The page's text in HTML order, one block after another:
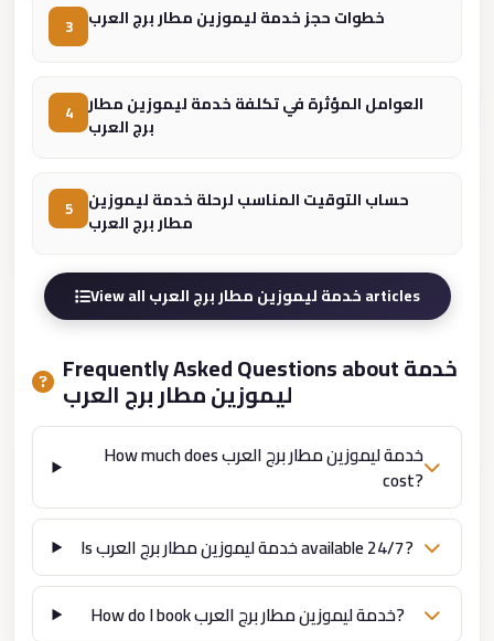
3 خطوات حجز خدمة ليموزين مطار برج العرب
4
العوامل المؤثرة في تكلفة خدمة ليموزين مطار
برج العرب
5
حساب التوقيت المناسب لرحلة خدمة ليموزين
مطار برج العرب
View all خدمة ليموزين مطار برج العرب articles
Frequently Asked Questions about خدمة
ليموزين مطار برج العرب
How much does خدمة ليموزين مطار برج العرب
cost?
Is خدمة ليموزين مطار برج العرب available 24/7?
How do I book خدمة ليموزين مطار برج العرب?
Maadi
Limousine
Limousine
Limousine
egypt
limozen
limousine
service
Limousine
Service
Cairo
Airport